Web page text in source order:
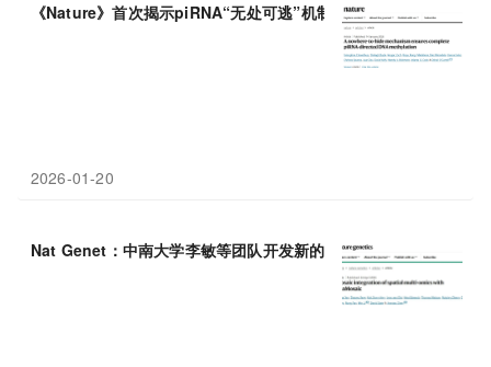
《Nature》首次揭示piRNA“无处可逃”机制，确保转座子DNA
2026-01-20
Nat Genet：中南大学李敏等团队开发新的工具，精准整合空间多